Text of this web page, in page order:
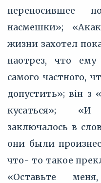
переносившее
насмешки»;
жизни захотел
наотрез, что
самого частного,
допустить»; він з
кусаться»;
заключалось в
они были
что- то такое
«Оставьте